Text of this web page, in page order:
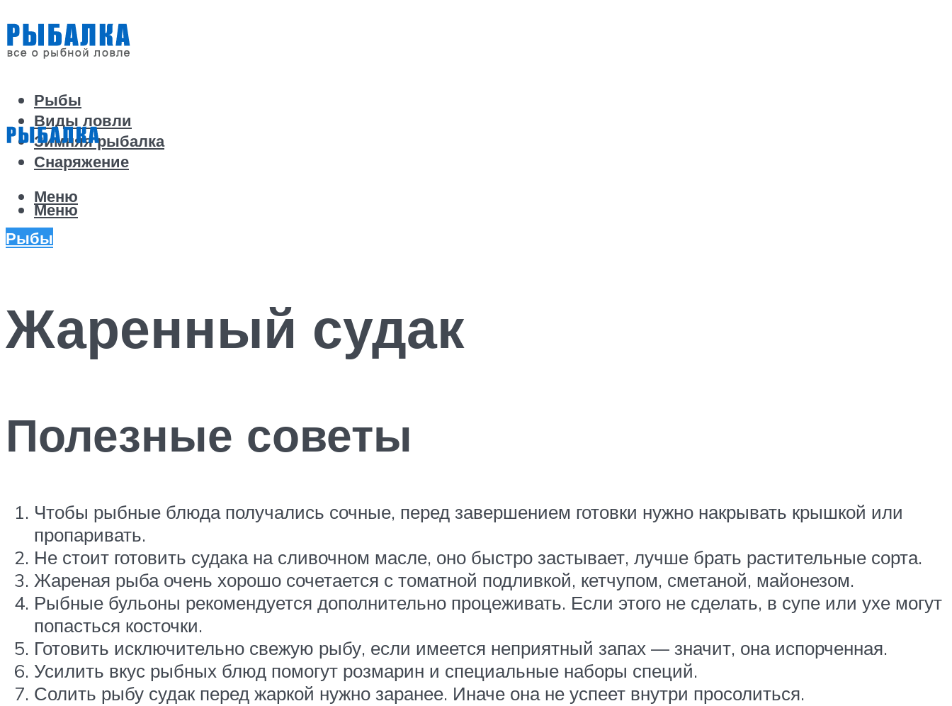
Рыбы
Виды ловли
Зимняя рыбалка
Снаряжение
Меню
Меню
Рыбы
Жаренный судак
Полезные советы
Чтобы рыбные блюда получались сочные, перед завершением готовки нужно накрывать крышкой или
пропаривать.
Не стоит готовить судака на сливочном масле, оно быстро застывает, лучше брать растительные сорта.
Жареная рыба очень хорошо сочетается с томатной подливкой, кетчупом, сметаной, майонезом.
Рыбные бульоны рекомендуется дополнительно процеживать. Если этого не сделать, в супе или ухе могут
попасться косточки.
Готовить исключительно свежую рыбу, если имеется неприятный запах — значит, она испорченная.
Усилить вкус рыбных блюд помогут розмарин и специальные наборы специй.
Солить рыбу судак перед жаркой нужно заранее. Иначе она не успеет внутри просолиться.